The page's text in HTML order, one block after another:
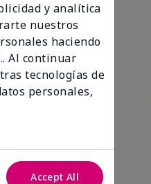
y analítica
nuestros
haciendo
. Al continuar
tecnologías de
personales,
Accept All